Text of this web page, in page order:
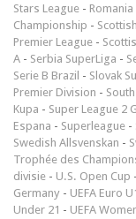
Stars League -
Championship -
Premier League -
A - Serbia SuperLiga -
Serie B Brazil - Slovak
Premier Division -
Kupa - Super League 2
Espana - Superleague -
Swedish Allsvenskan -
Trophée des
divisie - U.S. Open Cup -
Germany - UEFA Euro
Under 21 - UEFA